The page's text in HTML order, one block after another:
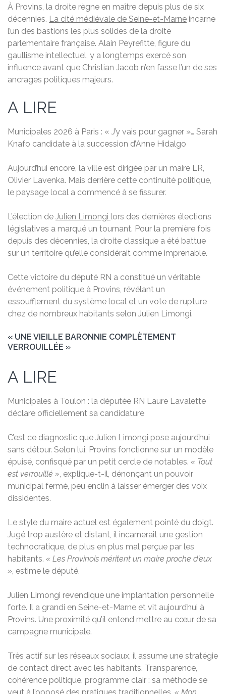
À Provins, la droite règne en maître depuis plus de six
décennies. La cité médiévale de Seine-et-Marne incarne
l’un des bastions les plus solides de la droite
parlementaire française. Alain Peyrefitte, figure du
gaullisme intellectuel, y a longtemps exercé son
influence avant que Christian Jacob n’en fasse l’un de ses
ancrages politiques majeurs.
A LIRE
Municipales 2026 à Paris : « J’y vais pour gagner »… Sarah
Knafo candidate à la succession d’Anne Hidalgo
Aujourd’hui encore, la ville est dirigée par un maire LR,
Olivier Lavenka. Mais derrière cette continuité politique,
le paysage local a commencé à se fissurer.
L’élection de Julien Limongi lors des dernières élections
législatives a marqué un tournant. Pour la première fois
depuis des décennies, la droite classique a été battue
sur un territoire qu’elle considérait comme imprenable.
Cette victoire du député RN a constitué un véritable
événement politique à Provins, révélant un
essoufflement du système local et un vote de rupture
chez de nombreux habitants selon Julien Limongi.
« UNE VIEILLE BARONNIE COMPLÈTEMENT
VERROUILLÉE »
A LIRE
Municipales à Toulon : la députée RN Laure Lavalette
déclare officiellement sa candidature
C’est ce diagnostic que Julien Limongi pose aujourd’hui
sans détour. Selon lui, Provins fonctionne sur un modèle
épuisé, confisqué par un petit cercle de notables. « Tout
est verrouillé », explique-t-il, dénonçant un pouvoir
municipal fermé, peu enclin à laisser émerger des voix
dissidentes.
Le style du maire actuel est également pointé du doigt.
Jugé trop austère et distant, il incarnerait une gestion
technocratique, de plus en plus mal perçue par les
habitants. « Les Provinois méritent un maire proche d’eux
», estime le député.
Julien Limongi revendique une implantation personnelle
forte. Il a grandi en Seine-et-Marne et vit aujourd’hui à
Provins. Une proximité qu’il entend mettre au cœur de sa
campagne municipale.
Très actif sur les réseaux sociaux, il assume une stratégie
de contact direct avec les habitants. Transparence,
cohérence politique, programme clair : sa méthode se